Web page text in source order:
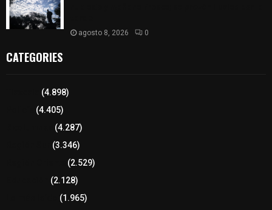
agosto 8, 2026 0
CATEGORIES
(4.898)
(4.405)
(4.287)
(3.346)
(2.529)
(2.128)
(1.965)